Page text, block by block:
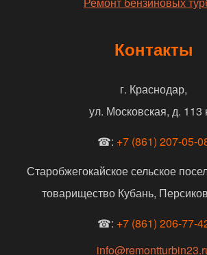
Контакты
г. Краснодар,
ул. Московская, д. 113
☎: +7 (861) 207-05-
Старобжегокайское сельское
товарищество Кубань,
☎: +7 (861) 206-77-